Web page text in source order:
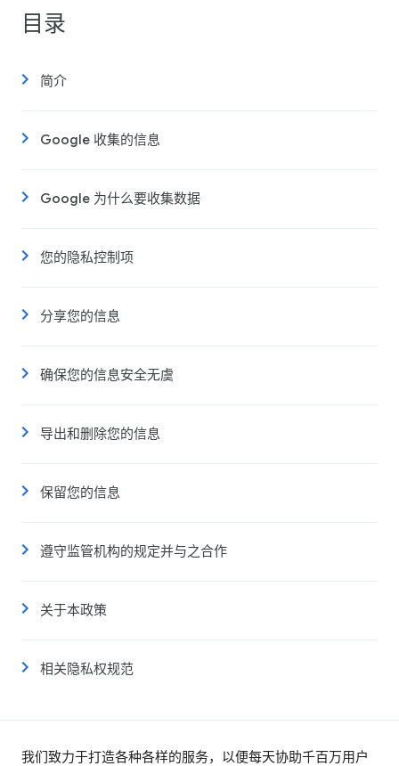
目录
简介
Google 收集的信息
Google 为什么要收集数据
您的隐私控制项
分享您的信息
确保您的信息安全无虞
导出和删除您的信息
保留您的信息
遵守监管机构的规定并与之合作
关于本政策
相关隐私权规范
我们致力于打造各种各样的服务，以便每天协助千百万用户